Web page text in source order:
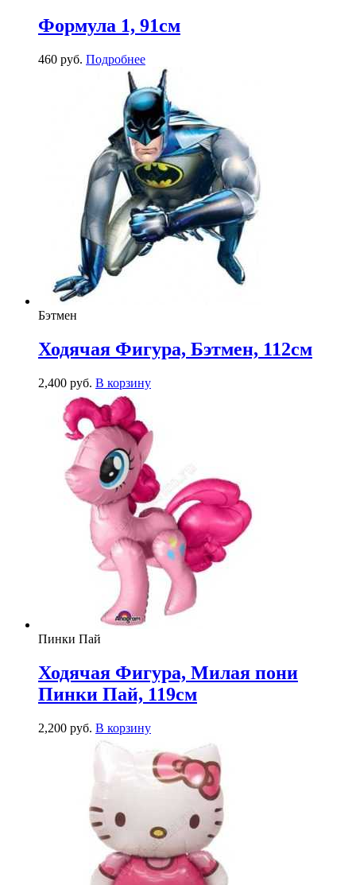
Формула 1, 91см
460 руб. Подробнее
Бэтмен
Ходячая Фигура, Бэтмен, 112см
2,400 руб. В корзину
Пинки Пай
Ходячая Фигура, Милая пони
Пинки Пай, 119см
2,200 руб. В корзину